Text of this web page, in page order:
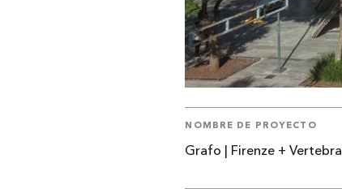
NOMBRE DE PROYECTO
Grafo | Firenze + Vertebral